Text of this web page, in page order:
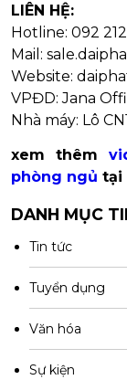
LIÊN HỆ:
Hotline: 092
Mail:
Website:
VPĐD: Jana
Nhà máy: Lô
xem thêm
phòng ngủ tại
DANH MỤC
Tin tức
Tuyển dụng
Văn hóa
Sự kiện